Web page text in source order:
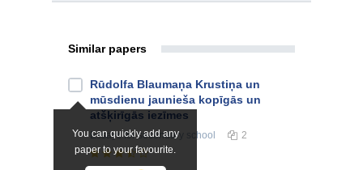
Similar papers
You can quickly add any
paper to your favourite.
Rūdolfa Blaumaņa Krustiņa un
mūsdienu jaunieša kopīgās un
atšķirīgās iezīmes
Essaysfor secondary school 2